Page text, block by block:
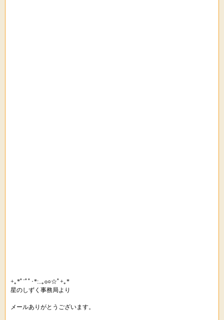
+｡*ﾟ¨ﾟﾟ･*:..｡o○☆ﾟ+｡*
星のしずく事務局より
メールありがとうございます。